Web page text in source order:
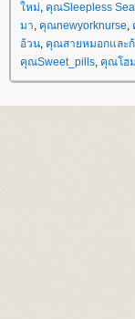
หม่, คุณSleepless Sea
มา, คุณnewyorknurse,
อ้วน, คุณสายหมอกและ
คุณSweet_pills, คุณโฮ